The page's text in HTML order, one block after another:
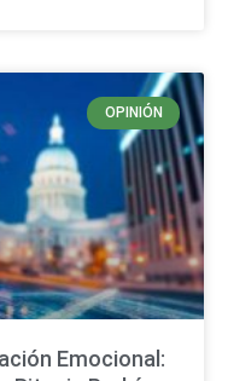
OPINIÓN
Emocional: